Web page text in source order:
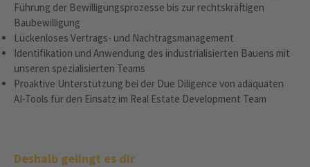
Führung der Bewilligungsprozesse bis zur rechtskräftigen
Baubewilligung
Lückenloses Vertrags- und Nachtragsmanagement
Identifikation und Anwendung des industrialisierten Bauens mit
unseren spezialisierten Teams
Proaktive Unterstützung bei der Due Diligence von adäquaten
AI-Tools für den Einsatz im Real Estate Development Team
Deshalb gelingt es dir